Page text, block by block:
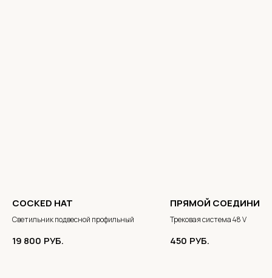
COCKED HAT
Светильник подвесной профильный
19 800 РУБ.
ПРЯМОЙ
Трековая система 48 V
450 РУБ.